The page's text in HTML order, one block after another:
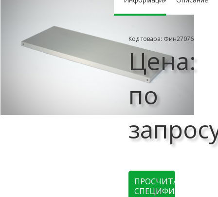
Код товара: Фин27076
Цена:
по
ПРОСЧИТАТЬ
СПЕЦИФИКАЦИЮ